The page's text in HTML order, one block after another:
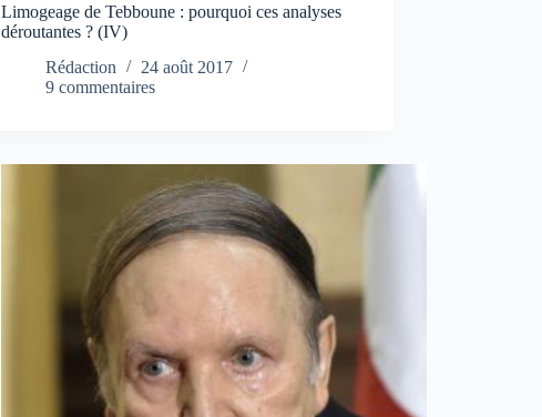
Limogeage de Tebboune : pourquoi ces analyses
déroutantes ? (IV)
Rédaction
24 août 2017
9 commentaires